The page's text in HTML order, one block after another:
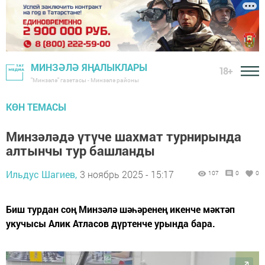
МИНЗӘЛӘ ЯҢАЛЫКЛАРЫ
"Минзәлә" газетасы - Минзәлә районы
18+
КӨН ТЕМАСЫ
Минзәләдә үтүче шахмат турнирында
алтынчы тур башланды
Ильдус Шагиев, 3 ноябрь 2025 - 15:17 107 0 0
Биш турдан соң Минзәлә шәһәренең икенче мәктәп
укучысы Алик Атласов дүртенче урында бара.